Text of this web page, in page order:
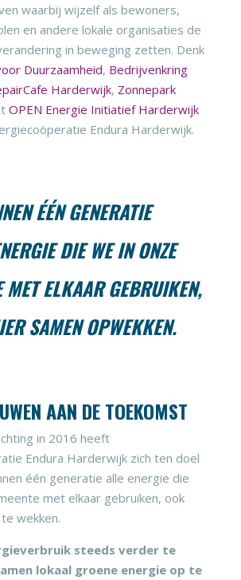
waarbij wijzelf als bewoners,
en andere lokale organisaties de
in beweging zetten. Denk
Duurzaamheid, Bedrijvenkring
Harderwijk, Zonnepark
OPEN Energie Initiatief Harderwijk
Endura Harderwijk.
ÉÉN GENERATIE
DIE WE IN ONZE
MET ELKAAR GEBRUIKEN,
SAMEN OPWEKKEN.
AAN DE TOEKOMST
in 2016 heeft
Endura Harderwijk zich ten doel
één generatie alle energie die
met elkaar gebruiken, ook
wekken.
steeds verder te
lokaal groene energie op te